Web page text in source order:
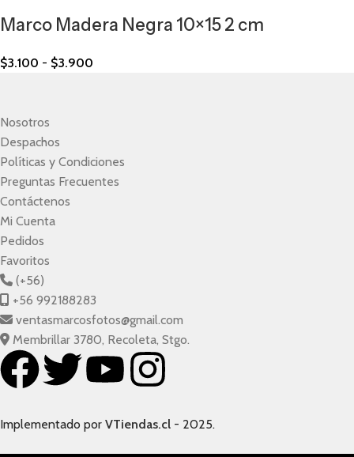
Marco Madera Negra 10×15 2 cm
$3.100 - $3.900
Nosotros
Despachos
Políticas y Condiciones
Preguntas Frecuentes
Contáctenos
Mi Cuenta
Pedidos
Favoritos
(+56)
+56 992188283
ventasmarcosfotos@gmail.com
Membrillar 3780, Recoleta, Stgo.
Implementado por VTiendas.cl - 2025.